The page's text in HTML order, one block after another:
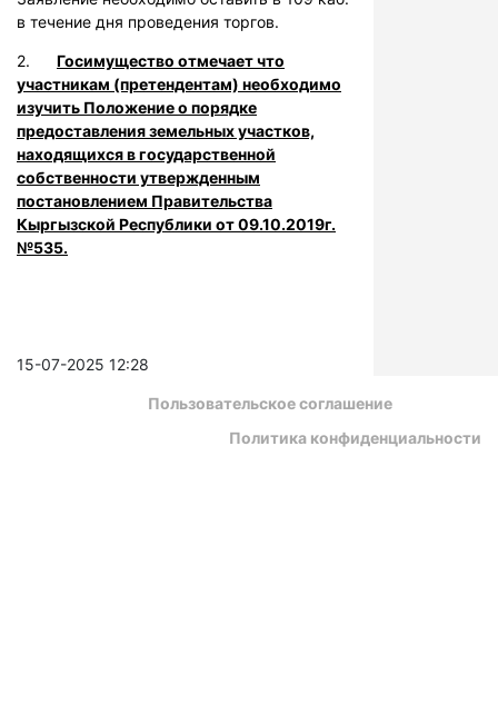
в течение дня проведения торгов.
2. Госимущество отмечает что
участникам (претендентам) необходимо
изучить Положение о порядке
предоставления земельных участков,
находящихся в государственной
собственности утвержденным
постановлением Правительства
Кыргызской Республики от 09.10.2019г.
№535.
15-07-2025 12:28
Пользовательское соглашение
Политика конфиденциальности